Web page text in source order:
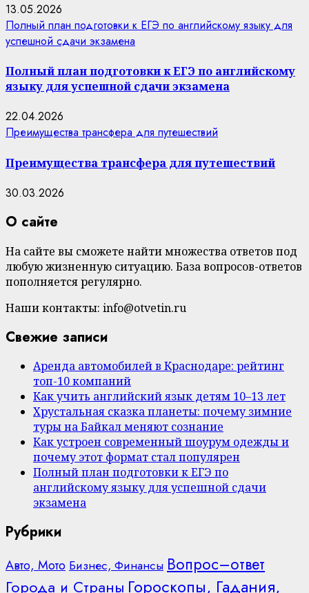
13.05.2026
Полный план подготовки к ЕГЭ по английскому языку для
успешной сдачи экзамена
Полный план подготовки к ЕГЭ по английскому
языку для успешной сдачи экзамена
22.04.2026
Преимущества трансфера для путешествий
Преимущества трансфера для путешествий
30.03.2026
О сайте
На сайте вы сможете найти множества ответов под
любую жизненную ситуацию. База вопросов-ответов
пополняется регулярно.
Наши контакты: info@otvetin.ru
Свежие записи
Аренда автомобилей в Краснодаре: рейтинг
топ-10 компаний
Как учить английский язык детям 10–13 лет
Хрустальная сказка планеты: почему зимние
туры на Байкал меняют сознание
Как устроен современный шоурум одежды и
почему этот формат стал популярен
Полный план подготовки к ЕГЭ по
английскому языку для успешной сдачи
экзамена
Рубрики
Авто, МотоБизнес, Финансы Вопрос–ответ
Города и Страны Гороскопы, Гадания,